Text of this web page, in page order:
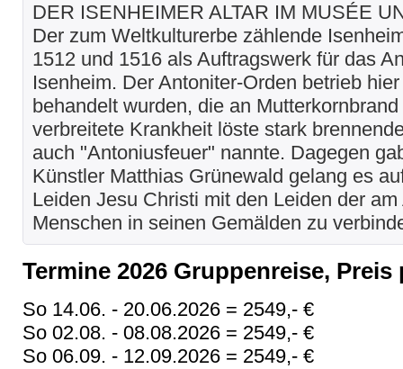
DER ISENHEIMER ALTAR IM MUSÉE
Der zum Weltkulturerbe zählende
1512 und 1516 als Auftragswerk für das
Isenheim. Der Antoniter-Orden betrieb
behandelt wurden, die an
verbreitete Krankheit löste stark
auch "Antoniusfeuer" nannte. Dagegen
Künstler Matthias Grünewald gelang es
Leiden Jesu Christi mit den Leiden der
Menschen in seinen Gemälden zu
Termine 2026 Gruppenreise, Preis
So 14.06. - 20.06.2026 = 2549,- €
So 02.08. - 08.08.2026 = 2549,- €
So 06.09. - 12.09.2026 = 2549,- €